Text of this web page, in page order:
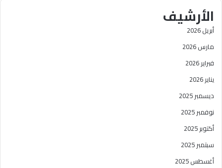
الأرشيف
أبريل 2026
مارس 2026
فبراير 2026
يناير 2026
ديسمبر 2025
نوفمبر 2025
أكتوبر 2025
سبتمبر 2025
أغسطس 2025